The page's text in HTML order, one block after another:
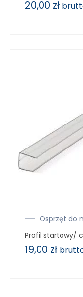
20,00 zł
Osprzęt do
Profil startowy/
19,00 zł